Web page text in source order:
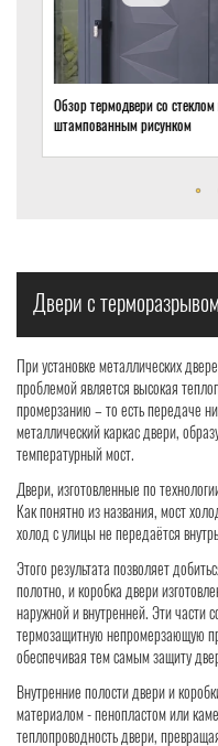
Обзор термодвери со стеклом и
штампованным рисунком
Двери с терморазрывом
При установке металлических
проблемой является высокая
промерзанию – то есть передаче
металлический каркас двери,
температурный мост.
Двери, изготовленные по
Как понятно из названия, мост
холод с улицы не передаётся
Этого результата позволяет
полотно, и коробка двери
наружной и внутренней. Эти части
термозащитную непромерзающую
обеспечивая тем самым защиту
Внутренние полости двери и
материалом - пенопластом или
теплопроводность двери,